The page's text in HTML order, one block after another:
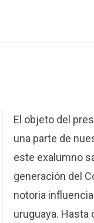
El objeto del
una parte de
este exalumno
generación del
notoria
uruguaya.